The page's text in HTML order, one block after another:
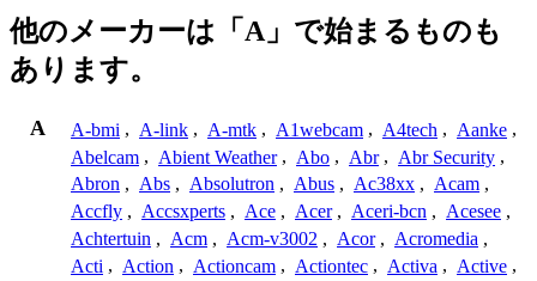
他のメーカーは「A」で始まるものも
あります。
A A-bmi , A-link , A-mtk , A1webcam , A4tech , Aanke ,
Abelcam , Abient Weather , Abo , Abr , Abr Security ,
Abron , Abs , Absolutron , Abus , Ac38xx , Acam ,
Accfly , Accsxperts , Ace , Acer , Aceri-bcn , Acesee ,
Achtertuin , Acm , Acm-v3002 , Acor , Acromedia ,
Acti , Action , Actioncam , Actiontec , Activa , Active ,